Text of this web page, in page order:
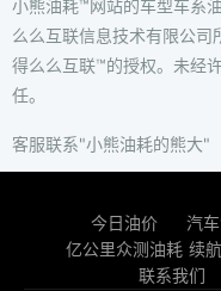
小熊油耗™网站的车型车系
么么互联信息技术有限公司
得么么互联™的授权。未经
任。
客服联系"小熊油耗的熊大"
今日油价 汽
亿公里众测油耗 续
联系我们